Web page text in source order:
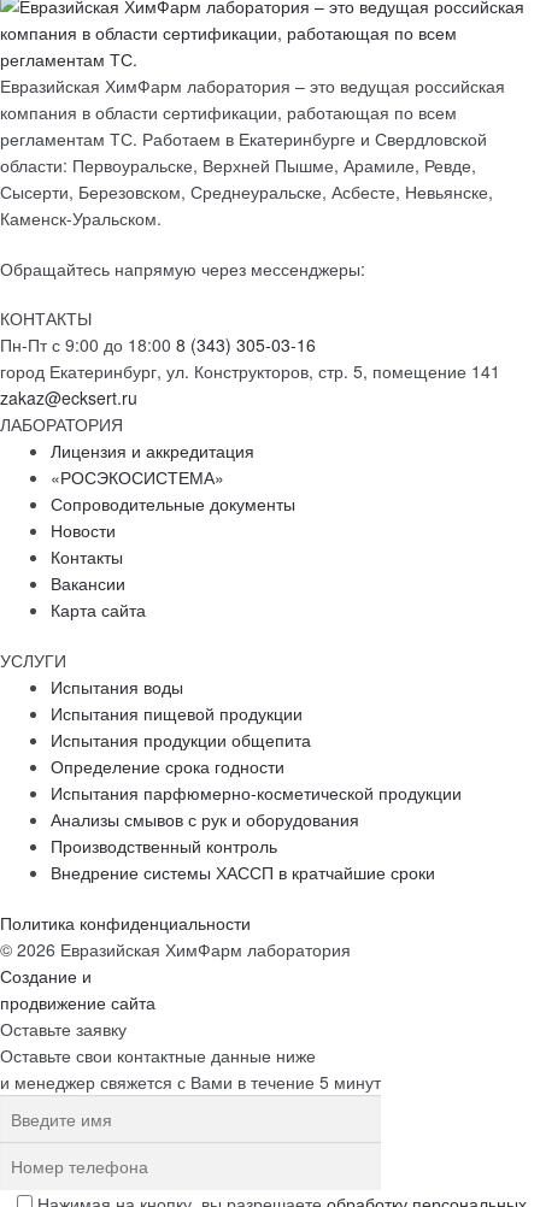
Евразийская ХимФарм лаборатория – это ведущая российская
компания в области сертификации, работающая по всем
регламентам ТС. Работаем в Екатеринбурге и Свердловской
области: Первоуральске, Верхней Пышме, Арамиле, Ревде,
Сысерти, Березовском, Среднеуральске, Асбесте, Невьянске,
Каменск-Уральском.
Обращайтесь напрямую через мессенджеры:
КОНТАКТЫ
Пн-Пт с 9:00 до 18:00 8 (343) 305-03-16
город Екатеринбург, ул. Конструкторов, стр. 5, помещение 141
zakaz@ecksert.ru
ЛАБОРАТОРИЯ
Лицензия и аккредитация
«РОСЭКОСИСТЕМА»
Сопроводительные документы
Новости
Контакты
Вакансии
Карта сайта
УСЛУГИ
Испытания воды
Испытания пищевой продукции
Испытания продукции общепита
Определение срока годности
Испытания парфюмерно-косметической продукции
Анализы смывов с рук и оборудования
Производственный контроль
Внедрение системы ХАССП в кратчайшие сроки
Политика конфиденциальности
© 2026 Евразийская ХимФарм лаборатория
Создание и
продвижение сайта
Оставьте заявку
Оставьте свои контактные данные ниже
и менеджер свяжется с Вами в течение 5 минут